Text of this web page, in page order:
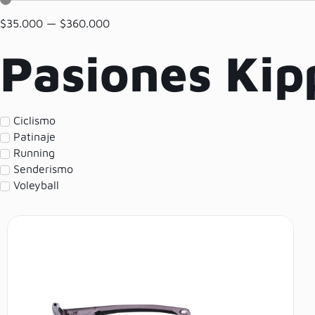
$35.000 — $360.000
Pasiones
Ciclismo
Patinaje
Running
Senderismo
Voleyball